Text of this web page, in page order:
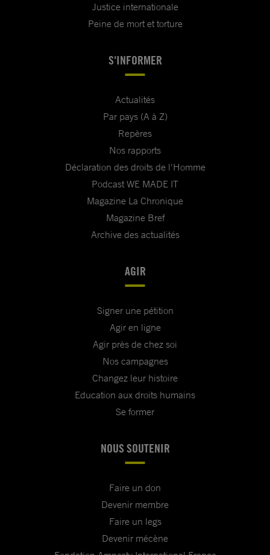
Justice internationale
Peine de mort et torture
S'INFORMER
Actualités
Par pays (A à Z)
Repères
Nos rapports
Déclaration des droits de l'Homme
Podcast WE MADE IT
Magazine La Chronique
Magazine Bref
Archive des actualités
AGIR
Signer une pétition
Agir en ligne
Agir près de chez soi
Nos campagnes
Changez leur histoire
Education aux droits humains
Se former
NOUS SOUTENIR
Faire un don
Devenir membre
Faire un legs
Devenir mécène